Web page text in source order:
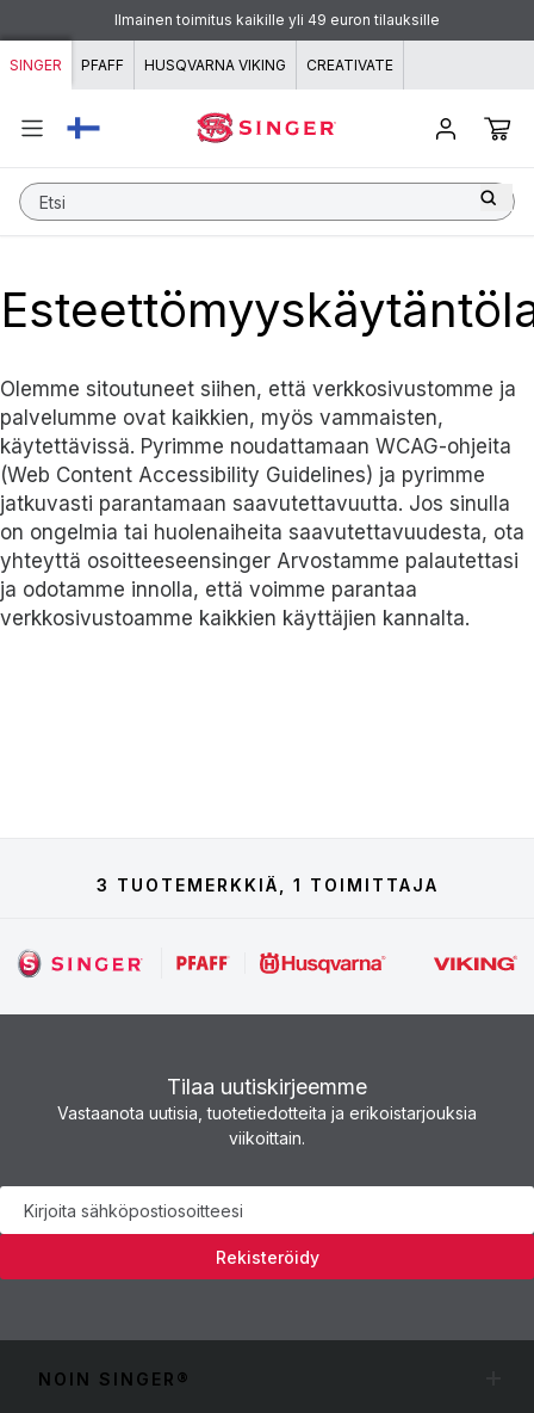
Siirry sisältöön
Ilmainen toimitus kaikille yli 49 euron tilauksille
SINGER PFAFF HUSQVARNA VIKING CREATIVATE
Etsi
Olemme sitoutuneet siihen, että verkkosivustomme ja
palvelumme ovat kaikkien, myös vammaisten,
käytettävissä. Pyrimme noudattamaan WCAG-ohjeita
(Web Content Accessibility Guidelines) ja pyrimme
jatkuvasti parantamaan saavutettavuutta. Jos sinulla
on ongelmia tai huolenaiheita saavutettavuudesta, ota
yhteyttä osoitteeseensinger Arvostamme palautettasi
ja odotamme innolla, että voimme parantaa
verkkosivustoamme kaikkien käyttäjien kannalta.
3 TUOTEMERKKIÄ, 1 TOIMITTAJA
Tilaa uutiskirjeemme
Vastaanota uutisia, tuotetiedotteita ja erikoistarjouksia
viikoittain.
Uutiskirje
Rekisteröidy
NOIN SINGER®